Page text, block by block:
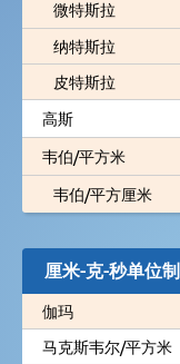
微特斯拉
纳特斯拉
皮特斯拉
高斯
韦伯/平方米
韦伯/平方厘米
厘米-克-秒单位制
伽玛
马克斯韦尔/平方米